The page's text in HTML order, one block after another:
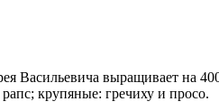
Васильевича выращивает на
крупяные: гречиху и просо.